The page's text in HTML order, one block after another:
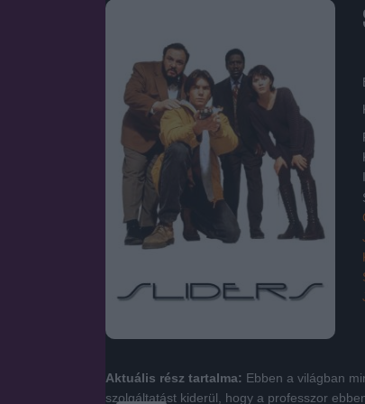
Aktuális rész tartalma: Ebben a világban
szolgáltatást kiderül, hogy a professzor